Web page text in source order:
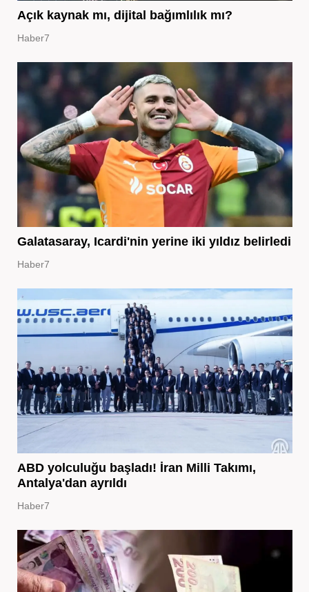
Açık kaynak mı, dijital bağımlılık mı?
Haber7
Galatasaray, Icardi'nin yerine iki yıldız belirledi
Haber7
ABD yolculuğu başladı! İran Milli Takımı,
Antalya'dan ayrıldı
Haber7